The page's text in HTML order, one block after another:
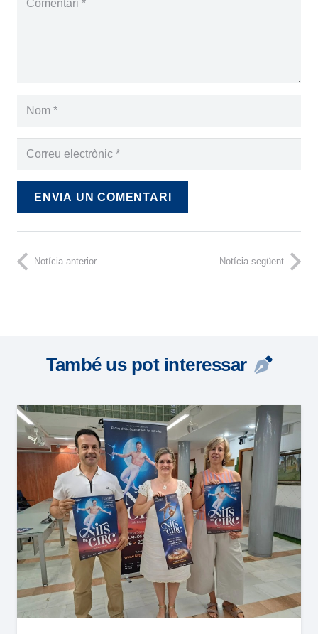
ENVIA UN COMENTARI
Notícia anterior Notícia següent
També us pot interessar